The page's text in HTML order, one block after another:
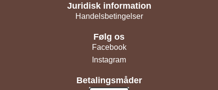
Juridisk information
Handelsbetingelser
Følg os
Facebook
Instagram
Betalingsmåder